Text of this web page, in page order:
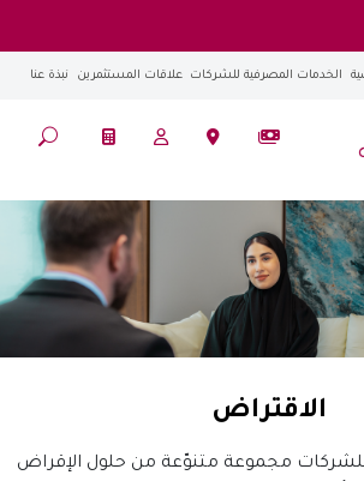
الخدمات المصرفية للشركات علاقات المستثمرين نبذة عنا
الاقتراض
مجموعة متنوّعة من حلول الإقراض